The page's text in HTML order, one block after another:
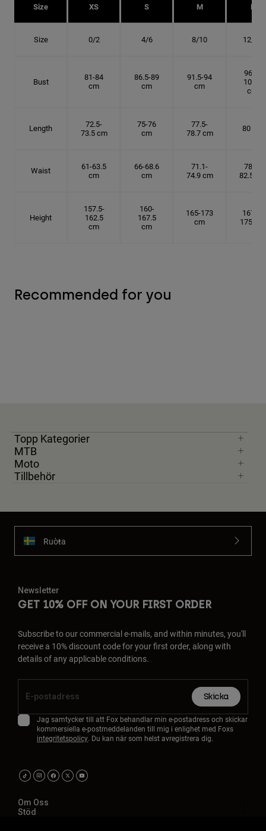
Size XS S M L
Size 0/2 4/6 8/10 12/14
Bust
81-84
cm
86.5-89
cm
91.5-94
cm
96.5-
101.5
cm
Length
72.5-
73.5 cm
75-76
cm
77.5-
78.7 cm
80 cm
Waist
61-63.5
cm
66-68.6
cm
71.1-
74.9 cm
78.7-
82.5 cm
Height
157.5-
162.5
cm
160-
167.5
cm
165-173
cm
167.5-
175 cm
Recommended for you
Topp Kategorier
MTB
Moto
Tillbehör
Ruoŧŧa
Newsletter
GET 10% OFF ON YOUR FIRST ORDER
Subscribe to our commercial e-mails, and within minutes, you'll
receive a 10% discount code for your first order, along with
details of any applicable conditions.
Skicka
Jag samtycker till att Fox behandlar min e-postadress och skickar
kommersiella e-postmeddelanden till mig i enlighet med Foxs
integritetspolicy. Du kan när som helst avregistrera dig.
Om Oss
Stöd